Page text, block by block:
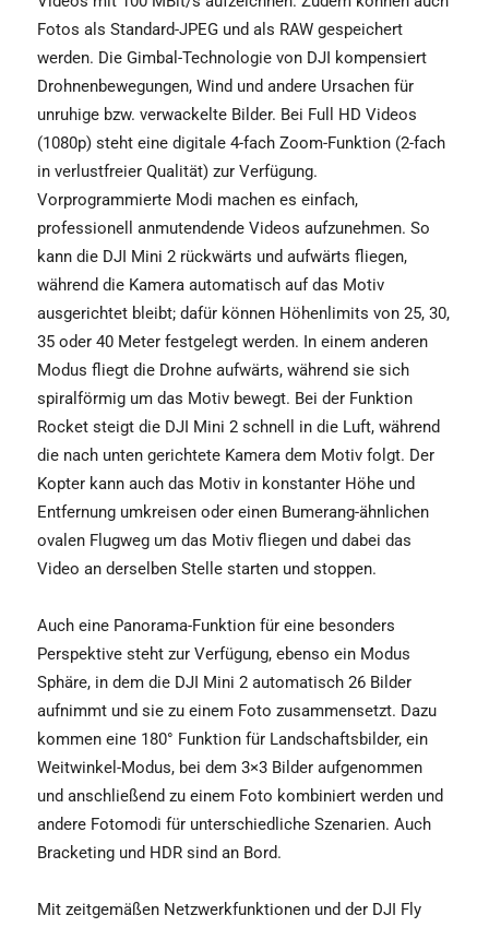
Fotos als Standard-JPEG und als RAW gespeichert
werden. Die Gimbal-Technologie von DJI kompensiert
Drohnenbewegungen, Wind und andere Ursachen für
unruhige bzw. verwackelte Bilder. Bei Full HD Videos
(1080p) steht eine digitale 4-fach Zoom-Funktion (2-fach
in verlustfreier Qualität) zur Verfügung.
Vorprogrammierte Modi machen es einfach,
professionell anmutendende Videos aufzunehmen. So
kann die DJI Mini 2 rückwärts und aufwärts fliegen,
während die Kamera automatisch auf das Motiv
ausgerichtet bleibt; dafür können Höhenlimits von 25, 30,
35 oder 40 Meter festgelegt werden. In einem anderen
Modus fliegt die Drohne aufwärts, während sie sich
spiralförmig um das Motiv bewegt. Bei der Funktion
Rocket steigt die DJI Mini 2 schnell in die Luft, während
die nach unten gerichtete Kamera dem Motiv folgt. Der
Kopter kann auch das Motiv in konstanter Höhe und
Entfernung umkreisen oder einen Bumerang-ähnlichen
ovalen Flugweg um das Motiv fliegen und dabei das
Video an derselben Stelle starten und stoppen.
Auch eine Panorama-Funktion für eine besonders
Perspektive steht zur Verfügung, ebenso ein Modus
Sphäre, in dem die DJI Mini 2 automatisch 26 Bilder
aufnimmt und sie zu einem Foto zusammensetzt. Dazu
kommen eine 180° Funktion für Landschaftsbilder, ein
Weitwinkel-Modus, bei dem 3×3 Bilder aufgenommen
und anschließend zu einem Foto kombiniert werden und
andere Fotomodi für unterschiedliche Szenarien. Auch
Bracketing und HDR sind an Bord.
Mit zeitgemäßen Netzwerkfunktionen und der DJI Fly